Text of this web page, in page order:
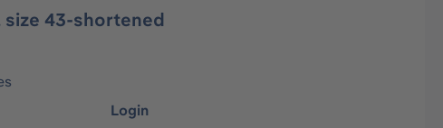
size 43-shortened
Login